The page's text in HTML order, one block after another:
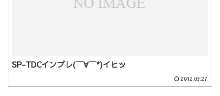
SP-TDCインプレ(￣∀￣*)イヒッ
2012.03.27